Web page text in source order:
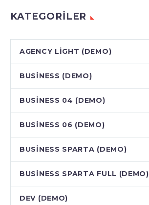
KATEGORILER
AGENCY LIGHT (DEMO)
BUSINESS (DEMO)
BUSINESS 04 (DEMO)
BUSINESS 06 (DEMO)
BUSINESS SPARTA (DEMO)
BUSINESS SPARTA FULL (DEMO)
DEV (DEMO)